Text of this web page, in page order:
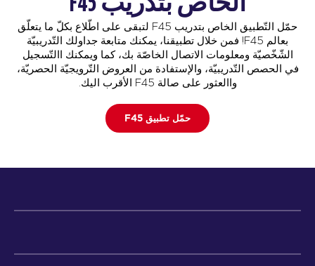
حمّل التّطبيق الخاص بتدريب F45 لتبقى على اطّلاع بكلّ ما يتعلّق
بعالم F45! فمن خلال تطبيقنا، يمكنك متابعة جداولك التّدريبيّة
الشّخّصيّة ومعلومات الاتصال الخاصّة بك، كما ويمكنك االتّسجيل
في الحصص التّدريبيّة، والإستفادة من العروض التّرويجيّة الحصريّة،
واالعثور على صالة F45 الأقرب اليك.
حمّل تطبيق F45